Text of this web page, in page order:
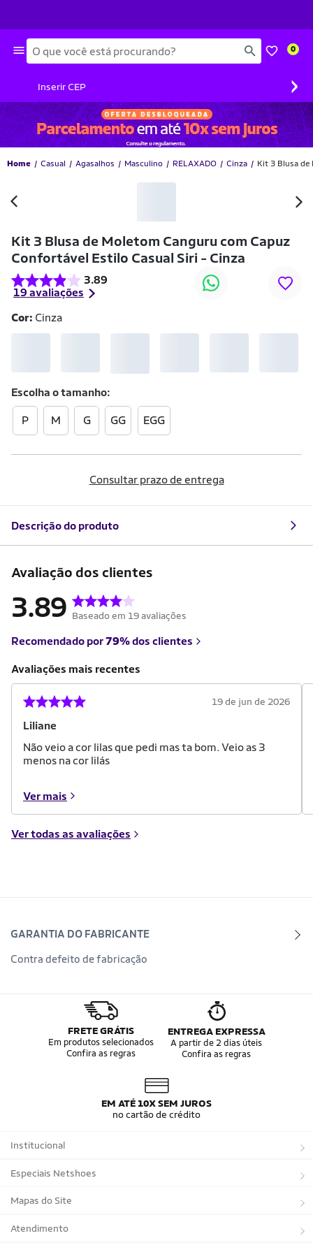
Busca 0
Inserir CEP ›
Home Casual Agasalhos Masculino RELAXADO Cinza Kit 3 Blusa de
Kit 3 Blusa de Moletom Canguru com Capuz
Confortável Estilo Casual Siri - Cinza
3.89
19 avaliações
-40% OFF
Cor: Cinza
Escolha otamanho
P M G GG EGG
Consultar prazo de entrega
Descrição do produto
Avaliação dos clientes
3.89 Baseado em 19 avaliações
Recomendado por79%dos clientes
Avaliações mais recentes
Liliane
19 de jun de 2026
Não veio a cor lilas que pedi mas ta bom. Veio as 3
menos na cor lilás
Ver mais
Ver todas as avaliações
GARANTIA DO FABRICANTE
Contra defeito de fabricação
FRETE GRÁTIS
Em produtos selecionados
Confira as regras
ENTREGA EXPRESSA
A partir de 2 dias úteis
Confira as regras
EM ATÉ 10X SEM JUROS
no cartão de crédito
Institucional
Sobre a Netshoes
Política de Privacidade
Programa de Afiliados
Especiais Netshoes
Suplementos
Corrida
Mapas do Site
Marcas
Atendimento